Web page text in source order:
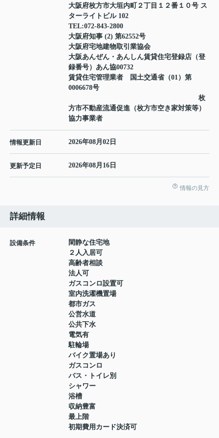
大阪府枚方市大垣内町２丁目１２番１０号 ス
ターライトビル 102
TEL:072-843-2800
大阪府知事 (2) 第62552号
大阪府宅地建物取引業協会
大阪あんぜん・あんしん賃貸住宅登録店（登
録番号）あん協00732
賃貸住宅管理業者 国土交通省（01）第
0006678号
枚
方市不動産流通促進（枚方市空き家対策等）
協力事業者
情報更新日 2026年08月02日
更新予定日 2026年08月16日
情報の見方
詳細情報
設備条件
閑静な住宅地
２人入居可
高齢者相談
法人可
ガスコンロ設置可
室内洗濯機置場
都市ガス
公営水道
公共下水
電気有
駐輪場
バイク置場あり
ガスコンロ
バス・トイレ別
シャワー
浴槽
収納豊富
最上階
初期費用カード決済可